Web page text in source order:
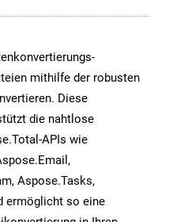
mithilfe der robusten
Diese
die nahtlose
APIs wie
Aspose.Tasks,
ermöglicht so eine